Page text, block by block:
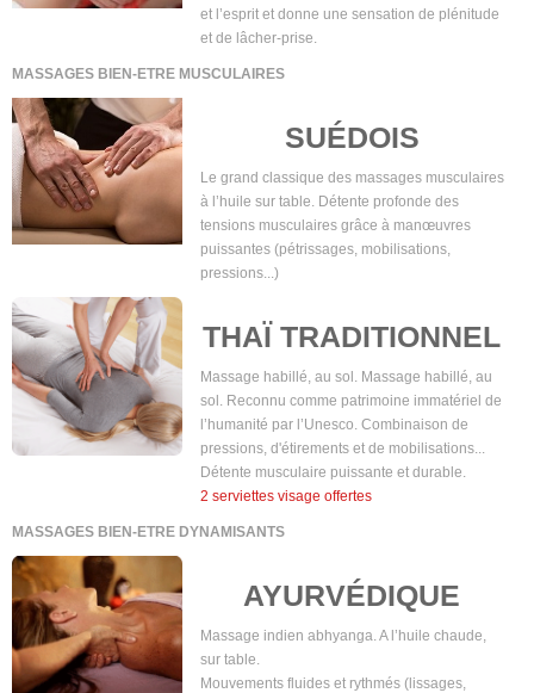
et l’esprit et donne une sensation de plénitude
et de lâcher-prise.
MASSAGES BIEN-ETRE MUSCULAIRES
SUÉDOIS
Le grand classique des massages musculaires
à l’huile sur table. Détente profonde des
tensions musculaires grâce à manœuvres
puissantes (pétrissages, mobilisations,
pressions...)
THAÏ TRADITIONNEL
Massage habillé, au sol. Massage habillé, au
sol. Reconnu comme patrimoine immatériel de
l’humanité par l’Unesco. Combinaison de
pressions, d'étirements et de mobilisations...
Détente musculaire puissante et durable.
2 serviettes visage offertes
MASSAGES BIEN-ETRE DYNAMISANTS
AYURVÉDIQUE
Massage indien abhyanga. A l’huile chaude,
sur table.
Mouvements fluides et rythmés (lissages,